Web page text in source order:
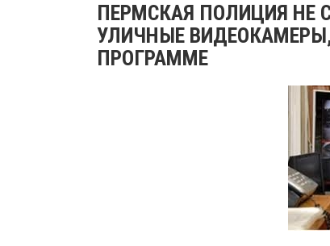
ПЕРМСКАЯ ПОЛИЦИЯ НЕ
УЛИЧНЫЕ
ПРОГРАММЕ